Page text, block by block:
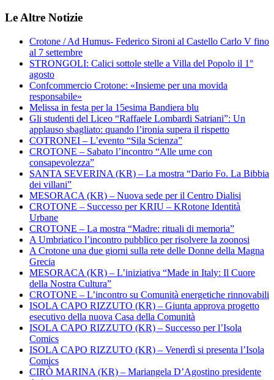
Le Altre Notizie
Crotone / Ad Humus- Federico Sironi al Castello Carlo V fino
al 7 settembre
STRONGOLI: Calici sottole stelle a Villa del Popolo il 1°
agosto
Confcommercio Crotone: «Insieme per una movida
responsabile»
Melissa in festa per la 15esima Bandiera blu
Gli studenti del Liceo “Raffaele Lombardi Satriani”: Un
applauso sbagliato: quando l’ironia supera il rispetto
COTRONEI – L’evento “Sila Scienza”
CROTONE – Sabato l’incontro “Alle urne con
consapevolezza”
SANTA SEVERINA (KR) – La mostra “Dario Fo. La Bibbia
dei villani”
MESORACA (KR) – Nuova sede per il Centro Dialisi
CROTONE – Successo per KRIU – KRotone Identità
Urbane
CROTONE – La mostra “Madre: rituali di memoria”
A Umbriatico l’incontro pubblico per risolvere la zoonosi
A Crotone una due giorni sulla rete delle Donne della Magna
Grecia
MESORACA (KR) – L’iniziativa “Made in Italy: Il Cuore
della Nostra Cultura”
CROTONE – L’incontro su Comunità energetiche rinnovabili
ISOLA CAPO RIZZUTO (KR) – Giunta approva progetto
esecutivo della nuova Casa della Comunità
ISOLA CAPO RIZZUTO (KR) – Successo per l’Isola
Comics
ISOLA CAPO RIZZUTO (KR) – Venerdì si presenta l’Isola
Comics
CIRÒ MARINA (KR) – Mariangela D’Agostino presidente